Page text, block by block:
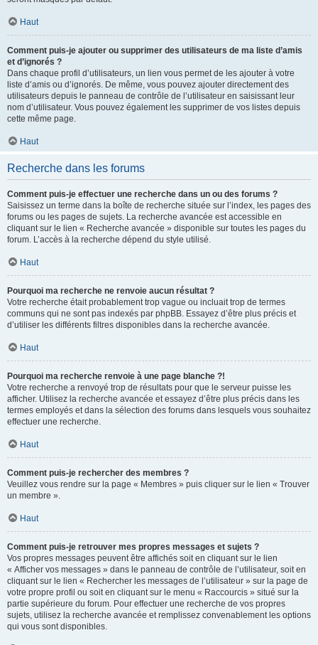
Haut
Comment puis-je ajouter ou supprimer des utilisateurs de ma liste d’amis
et d’ignorés ?
Dans chaque profil d’utilisateurs, un lien vous permet de les ajouter à votre
liste d’amis ou d’ignorés. De même, vous pouvez ajouter directement des
utilisateurs depuis le panneau de contrôle de l’utilisateur en saisissant leur
nom d’utilisateur. Vous pouvez également les supprimer de vos listes depuis
cette même page.
Haut
Recherche dans les forums
Comment puis-je effectuer une recherche dans un ou des forums ?
Saisissez un terme dans la boîte de recherche située sur l’index, les pages des
forums ou les pages de sujets. La recherche avancée est accessible en
cliquant sur le lien « Recherche avancée » disponible sur toutes les pages du
forum. L’accès à la recherche dépend du style utilisé.
Haut
Pourquoi ma recherche ne renvoie aucun résultat ?
Votre recherche était probablement trop vague ou incluait trop de termes
communs qui ne sont pas indexés par phpBB. Essayez d’être plus précis et
d’utiliser les différents filtres disponibles dans la recherche avancée.
Haut
Pourquoi ma recherche renvoie à une page blanche ?!
Votre recherche a renvoyé trop de résultats pour que le serveur puisse les
afficher. Utilisez la recherche avancée et essayez d’être plus précis dans les
termes employés et dans la sélection des forums dans lesquels vous souhaitez
effectuer une recherche.
Haut
Comment puis-je rechercher des membres ?
Veuillez vous rendre sur la page « Membres » puis cliquer sur le lien « Trouver
un membre ».
Haut
Comment puis-je retrouver mes propres messages et sujets ?
Vos propres messages peuvent être affichés soit en cliquant sur le lien
« Afficher vos messages » dans le panneau de contrôle de l’utilisateur, soit en
cliquant sur le lien « Rechercher les messages de l’utilisateur » sur la page de
votre propre profil ou soit en cliquant sur le menu « Raccourcis » situé sur la
partie supérieure du forum. Pour effectuer une recherche de vos propres
sujets, utilisez la recherche avancée et remplissez convenablement les options
qui vous sont disponibles.